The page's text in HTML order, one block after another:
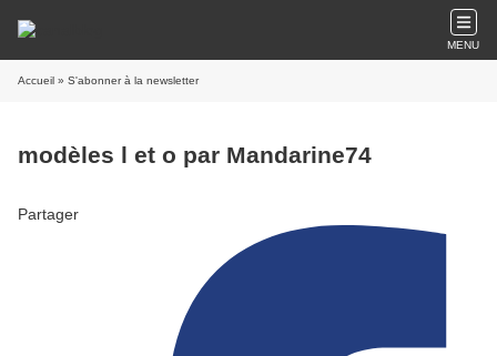
MENU
Accueil » S'abonner à la newsletter
modèles l et o par Mandarine74
Partager